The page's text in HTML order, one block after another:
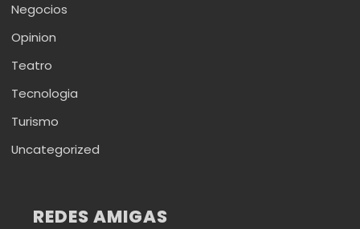
Negocios
Opinion
Teatro
Tecnologia
Turismo
Uncategorized
REDES AMIGAS